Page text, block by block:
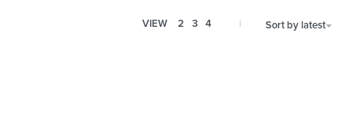
VIEW 2 3 4 Sort by latest